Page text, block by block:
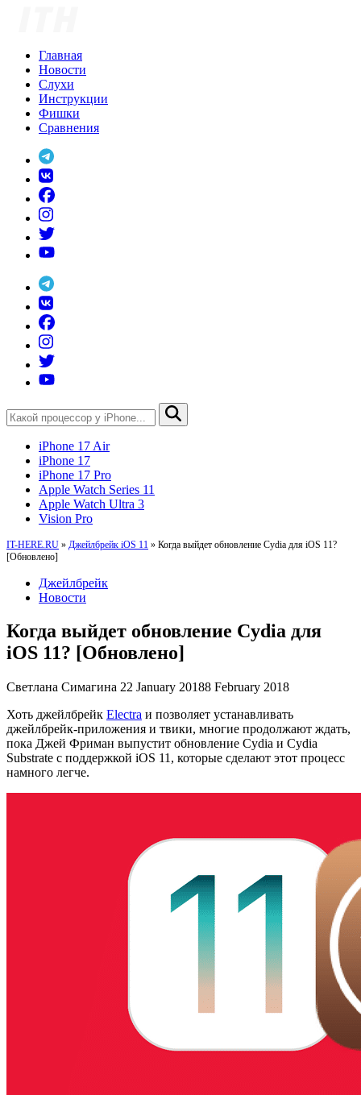
Главная
Новости
Слухи
Инструкции
Фишки
Сравнения
iPhone 17 Air
iPhone 17
iPhone 17 Pro
Apple Watch Series 11
Apple Watch Ultra 3
Vision Pro
IT-HERE.RU » Джейлбрейк iOS 11 » Когда выйдет обновление Cydia для iOS 11?
[Обновлено]
Джейлбрейк
Новости
Когда выйдет обновление Cydia для
iOS 11? [Обновлено]
Светлана Симагина 22 January 20188 February 2018
Хоть джейлбрейк Electra и позволяет устанавливать
джейлбрейк-приложения и твики, многие продолжают ждать,
пока Джей Фриман выпустит обновление Cydia и Cydia
Substrate с поддержкой iOS 11, которые сделают этот процесс
намного легче.